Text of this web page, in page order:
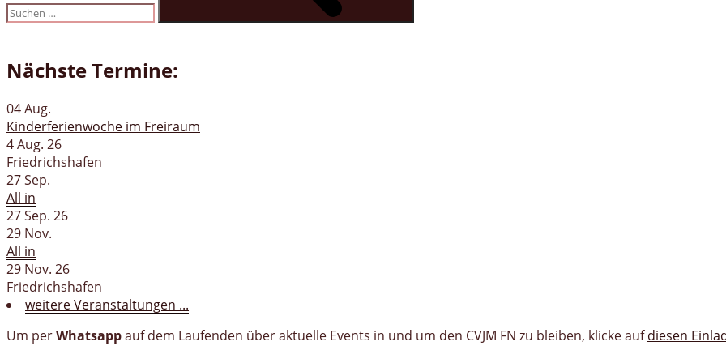
Nächste Termine:
04Aug.
Kinderferienwoche im Freiraum
4 Aug. 26
Friedrichshafen
27Sep.
All in
27 Sep. 26
29 Nov.
All in
29 Nov. 26
Friedrichshafen
weitere Veranstaltungen ...
Um perWhatsappauf dem Laufenden über aktuelle Events in und um den CVJM FN zu bleiben, klicke aufdiesen